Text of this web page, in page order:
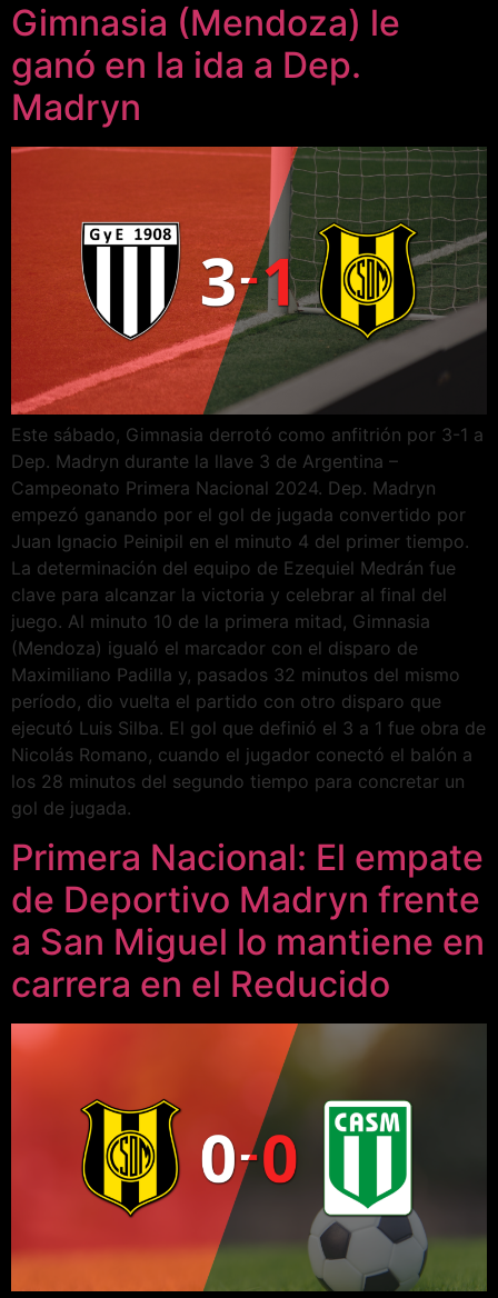
Gimnasia (Mendoza) le
ganó en la ida a Dep.
Madryn
Este sábado, Gimnasia derrotó como anfitrión por 3-1 a
Dep. Madryn durante la llave 3 de Argentina –
Campeonato Primera Nacional 2024. Dep. Madryn
empezó ganando por el gol de jugada convertido por
Juan Ignacio Peinipil en el minuto 4 del primer tiempo.
La determinación del equipo de Ezequiel Medrán fue
clave para alcanzar la victoria y celebrar al final del
juego. Al minuto 10 de la primera mitad, Gimnasia
(Mendoza) igualó el marcador con el disparo de
Maximiliano Padilla y, pasados 32 minutos del mismo
período, dio vuelta el partido con otro disparo que
ejecutó Luis Silba. El gol que definió el 3 a 1 fue obra de
Nicolás Romano, cuando el jugador conectó el balón a
los 28 minutos del segundo tiempo para concretar un
gol de jugada.
Primera Nacional: El empate
de Deportivo Madryn frente
a San Miguel lo mantiene en
carrera en el Reducido